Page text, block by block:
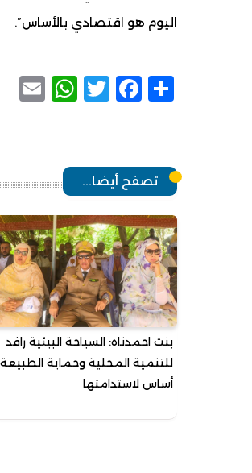
اليوم هو اقتصادي بالأساس”.
Share
Facebook
Twitter
تصفح أيضا...
بنت احمدناه: السياحة البيئية رافد
للتنمية المحلية وحماية الطبيعة
أساس لاستدامتها